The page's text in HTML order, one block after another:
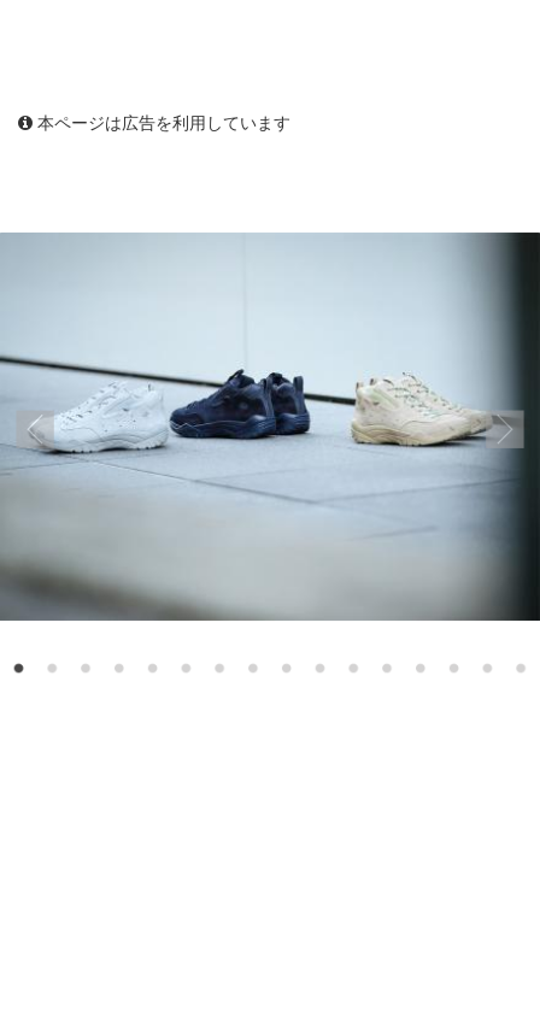
本ページは広告を利用しています